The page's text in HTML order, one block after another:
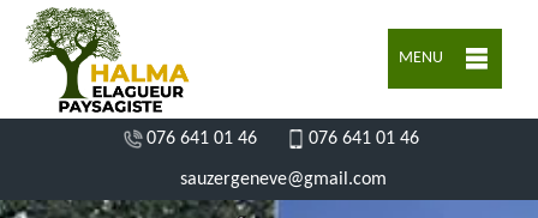
MENU
076 641 01 46 076 641 01 46
sauzergeneve@gmail.com